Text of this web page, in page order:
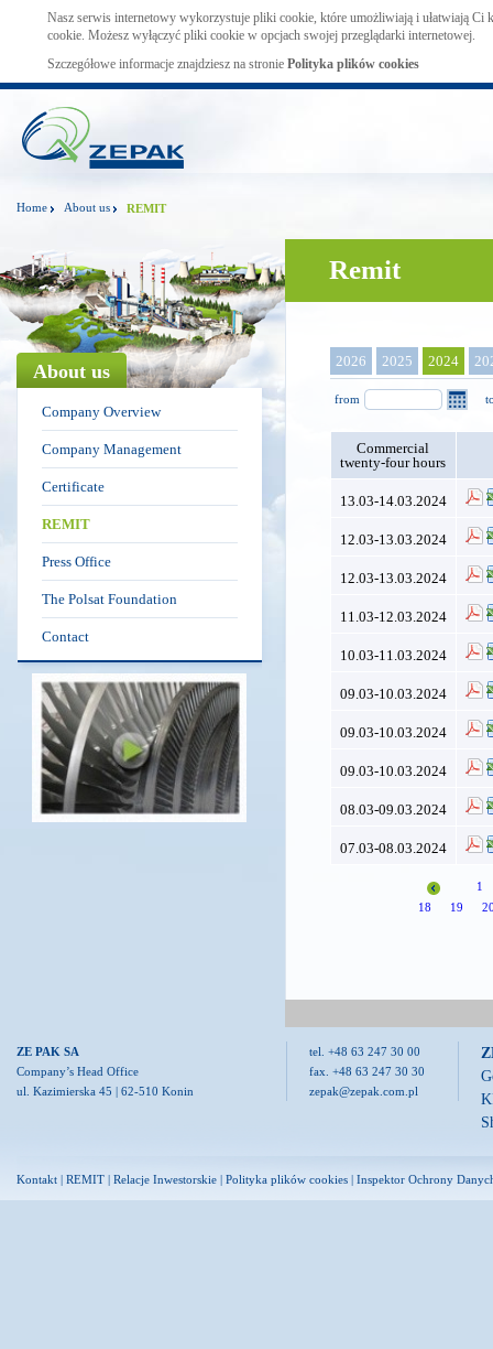
Nasz serwis internetowy wykorzystuje pliki cookie, które umożliwiają i ułatwiają Ci
cookie. Możesz wyłączyć pliki cookie w opcjach swojej przeglądarki internetowej.
Szczegółowe informacje znajdziesz na stronie Polityka plików cookies
Home About us REMIT
About us
Company Overview
Company Management
Certificate
REMIT
Press Office
The Polsat Foundation
Contact
Remit
2026 2025 2024
from
Commercial
twenty-four hours
13.03-14.03.2024
12.03-13.03.2024
12.03-13.03.2024
11.03-12.03.2024
10.03-11.03.2024
09.03-10.03.2024
09.03-10.03.2024
09.03-10.03.2024
08.03-09.03.2024
07.03-08.03.2024
1
18
19
ZE PAK SA
Company’s Head Office
ul. Kazimierska 45 | 62-510 Konin
tel. +48 63 247 30 00
fax. +48 63 247 30 30
zepak@zepak.com.pl
Kontakt | REMIT | Relacje Inwestorskie | Polityka plików cookies | Inspektor Ochrony